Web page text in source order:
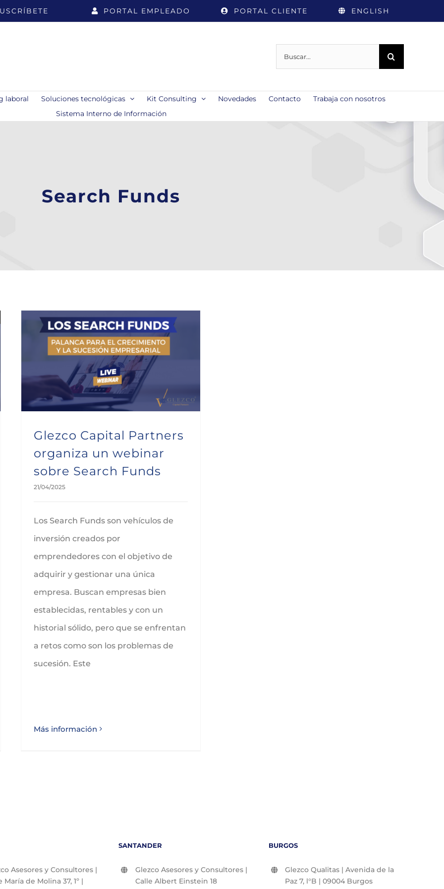
PORTAL EMPLEADO PORTAL CLIENTE ENGLISH
laboral Soluciones tecnológicas Kit Consulting Novedades Contacto
Trabaja con nosotros
Sistema Interno de Información
Search Funds
Glezco Capital Partners
organiza un webinar
sobre Search Funds
21/04/2025
Los Search Funds son vehículos de
inversión creados por
emprendedores con el objetivo de
adquirir y gestionar una única
empresa. Buscan empresas bien
establecidas, rentables y con un
historial sólido, pero que se enfrentan
a retos como son los problemas de
sucesión. Este
Más información
Asesores y Consultores |
María de Molina 37, 1º |
SANTANDER
Glezco Asesores y Consultores |
Calle Albert Einstein 18
BURGOS
Glezco Qualitas | Avenida de la
Paz 7, l°B | 09004 Burgos